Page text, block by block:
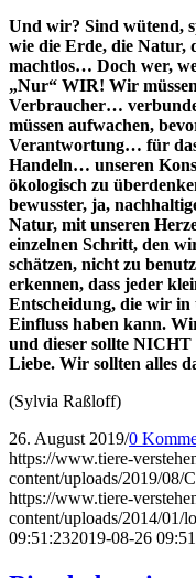
Und wir? Sind wütend,
wie die Erde, die Natur,
machtlos… Doch wer,
„Nur“ WIR! Wir
Verbraucher…
müssen aufwachen,
Verantwortung… für
Handeln… unseren
ökologisch zu
bewusster, ja,
Natur, mit unseren
einzelnen Schritt, den
schätzen, nicht zu
erkennen, dass jeder
Entscheidung, die wir in
Einfluss haben kann.
und dieser sollte
Liebe. Wir sollten alles
(Sylvia Raßloff)
26. August 2019/0
https://www.tiere-
content/uploads/2019/08/
https://www.tiere-
content/uploads/2014/01/
09:51:232019-08-26